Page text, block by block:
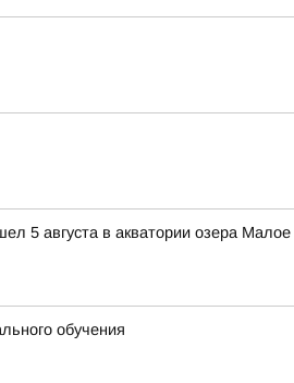
5 августа в акватории озера Малое
обучения